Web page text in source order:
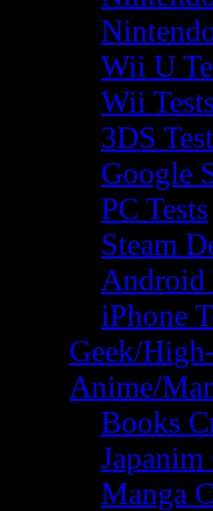
Wii U
Wii
3DS
Google
PC Tests
Steam
Android
iPhone
Geek/
Anime/
Books
Manga